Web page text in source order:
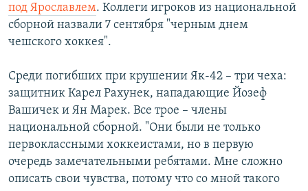
под Ярославлем. Коллеги игроков из национальной
сборной назвали 7 сентября "черным днем
чешского хоккея".
Среди погибших при крушении Як-42 – три чеха:
защитник Карел Рахунек, нападающие Йозеф
Вашичек и Ян Марек. Все трое – члены
национальной сборной. "Они были не только
первоклассными хоккеистами, но в первую
очередь замечательными ребятами. Мне сложно
описать свои чувства, потому что со мной такого